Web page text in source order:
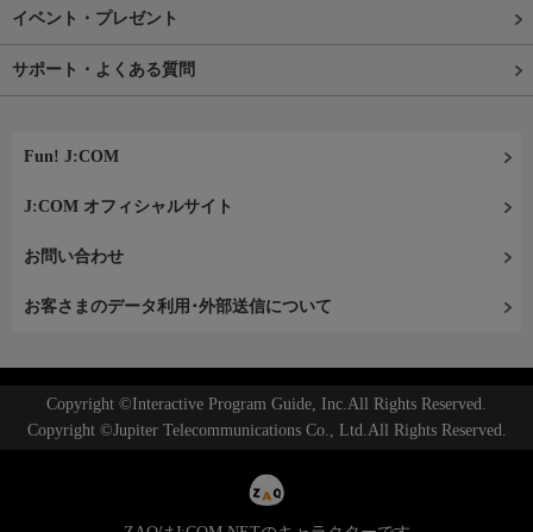
イベント・プレゼント
サポート・よくある質問
Fun! J:COM
J:COM オフィシャルサイト
お問い合わせ
お客さまのデータ利用･外部送信について
Copyright ©Interactive Program Guide, Inc.All Rights Reserved.
Copyright ©Jupiter Telecommunications Co., Ltd.All Rights Reserved.